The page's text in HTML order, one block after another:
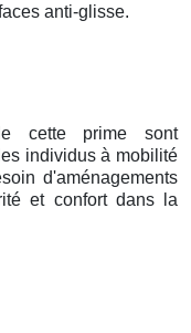
anti-glisse.
cette prime sont
individus à mobilité
d'aménagements
et confort dans la